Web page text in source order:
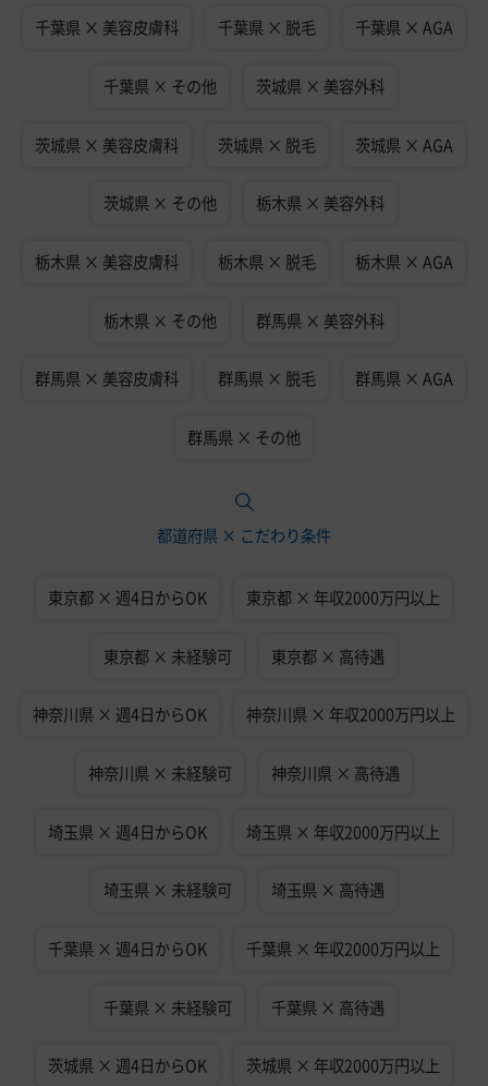
千葉県 × 美容皮膚科 千葉県 × 脱毛 千葉県 × AGA
千葉県 × その他 茨城県 × 美容外科
茨城県 × 美容皮膚科 茨城県 × 脱毛 茨城県 × AGA
茨城県 × その他 栃木県 × 美容外科
栃木県 × 美容皮膚科 栃木県 × 脱毛 栃木県 × AGA
栃木県 × その他 群馬県 × 美容外科
群馬県 × 美容皮膚科 群馬県 × 脱毛 群馬県 × AGA
群馬県 × その他
都道府県 × こだわり条件
東京都 × 週4日からOK 東京都 × 年収2000万円以上
東京都 × 未経験可 東京都 × 高待遇
神奈川県 × 週4日からOK 神奈川県 × 年収2000万円以上
神奈川県 × 未経験可 神奈川県 × 高待遇
埼玉県 × 週4日からOK 埼玉県 × 年収2000万円以上
埼玉県 × 未経験可 埼玉県 × 高待遇
千葉県 × 週4日からOK 千葉県 × 年収2000万円以上
千葉県 × 未経験可 千葉県 × 高待遇
茨城県 × 週4日からOK 茨城県 × 年収2000万円以上